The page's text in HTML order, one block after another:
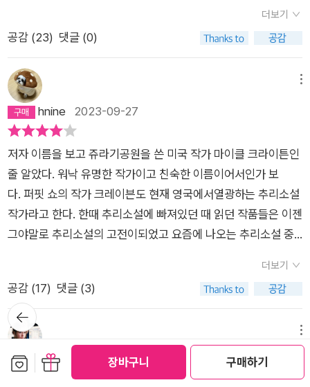
장바구니 구매하기
의 줄거리를 소개하면서 스포일러는 전혀 언급하지 않고 이 작품
이 왜 뛰어나고 재밌는 작품인지에 대해서 중점적으로 언급하는
에 대한 소개와 가이드 역할에 충실하기로 했으니 본 도서를 아직
읽지 않은 미래의 독자분들도 안심하고 이 리뷰를 보시길 바란다.
서 불에 탄 시신들이 잇달아 발견된다. 수사관으로서 누구 보다
뛰어난 직감을 가지고 있지만, 인간관계에는 다소 서툰 중년 남자
'워싱턴 포'와 천재적인 지능을 가졌으나 온실 속의 화초처럼 자
란 괴짜 아가씨 '틸리 브래드 쇼'가 거대한 선돌 사이에서 발견된
꺼져버 목숨들의 비밀을 함께 파헤친다. 워싱턴 포 시리즈의 포문
을 여는 <퍼핏쇼>는 영국추리작가협회 (CWA)에서 그해 최고
다. 뒤이어 2편과 3편도 후보에 올랐고, 4편은 CWA에서 최고의
스릴러소설에 주는 '이언 플레밍 스틸 대거상 (Ian Fleming Ste
el Dagger)'을 받았을 뿐 아니라 '식스턴 올드 피큘리어 올해의
범죄소설상 (Theakston Old Peculier Crime Novel of the y
ear)' 후보에도 올랐다. 현재 시리즈 5편까지 출간되었고, TV 드
라마로도 제작될 예정이라고 한다. <퍼핏쇼>는 작가 M. W. 크
히 높은 아이큐의 소유자, 열여섯에 대학에 입학해 박사학위를 두
개나 딴 여자, 그러나 친구가 하나도 없는 괴짜. 통계와 데이터로
모든 걸 다 추측해낼 수 있는 '틸리'가 '감'으로 증거를 따라 다니
는 '포'와 파트너가 된다. 성별도 성격도 경험도 당연히 그동안의
삶의 과정도 모두 상반된 이 둘이 파트너가 되지만, 그러나 그들
은 좋은 호흡을 자랑하며 이 수사에 함께 임한다.액션/추리 소설
다고, 나는 생각한다. 어떤 이야기를 왜 하느냐가 바로 작가 자신
이 가지고 있는 관심과 사고일 것이다. 작품에는 어쩔 수 없이 작
가의 사상이 들어가고, 독자인 나는 그걸 읽으면서 그에게 동의하
느냐 설득하느냐 혹은 반목하느냐로 작품의 재미가 결정될 것이
다. 좋은 문장은 당연히 소설에 있었으면 좋겠고 나는 확실히 좋
은 문장에 이리저리 흔들리고 매혹당하는 사람이지만, 그러나 작
가가 하고자 하는 이야기가 완전히 매력적이라면, 좋은 문장쯤은
건너뛰고 갈 수도 있다. 《퍼핏 쇼》가 내게는 그런 책이었다. 만약
이 책이 이 이야기가 아니라 다른 이야기를 했다면 나는 별을 넷
을 주었을 것이다. 사실 별점이 뭣이 중한디… 그러나, 다섯을 줄
수 밖에 없었으니, 그건 'M. W. 크레이븐'이 하고자 하는 《퍼핏
쇼》의 이야기가, 그 이야기속에 담긴 사상이, 내가 가진 사상과
출간되었다고 하는구나. 영국 범죄문학상인 ‘골드 대거상’을 받았
다고 하는데, 읽기전 이런 것에 현혹되면 괜히 기대감만 상승하고
간된 책인데 우리나라에는 작년에 소개되었으니, 요즘처럼 초스
피드 시대에 좀 늦게 소개된 것 같구나. 책을 읽다보면 범인이 누
구인지 대략 예측이 되긴 하지만, 전체적으로 빠른 전개와 잘 짜
또 번역 출간되면눈여겨봐도 될 듯 싶구나.….1.이멀레이션이라는
말이 있다는데아빠도 처음 들어왔어. 종교 제물로 바치려고 죽이
는 일을 뜻하고, 특히불로 죽이는 일이라고 하는구나. 이 소설에
등장하는 연쇄살인범의 별명이 이멀레이션 맨이란다. 이멀레이
션의 뜻을 이야기해주었으니 이멀레이션 맨이 사람을 어떤 식으
로 잔인하게 죽이는지 예상이 되겠지. 영국에 신석기 또는 청동기
고대유물인 환상열석이라는 것이 있는데, 이멀레이션 맨은 이 환
상열석에서 살인을 저질렀고, 지금까지 3명이 불타 죽었는데, 모
두 60대 남자들이었단다. 3 건의 유사한 살인 사건이 벌어지자
중범죄분석섹션의 경찰들도 바빠지기 시작했단다. 중범죄 분석
섹션의 스테파니 플린 경위가 이 사건을 맡았어. 플린 경위와 함
께 일하는, 틸리 블래드쇼라는 데이터 분석관이 중요한단서를 잡
더보기
공감 (23) 댓글 (0)
hnine 2023-09-27
저자 이름을 보고 쥬라기공원을 쓴 미국 작가 마이클 크라이튼인
줄 알았다. 워낙 유명한 작가이고 친숙한 이름이어서인가 보
다. 퍼핏 쇼의 작가 크레이븐도 현재 영국에서열광하는 추리소설
작가라고 한다. 한때 추리소설에 빠져있던 때 읽던 작품들은 이젠
그야말로 추리소설의 고전이되었고 요즘에 나오는 추리소설 중
아있어서인지 끊임없이 어디 재미있어 보이는 책 없나 흘끔거리
고있다가 그나마 간간히 읽어보고 있다. <퍼핏 쇼>도 그렇게 읽
게 된 책이다.'퍼핏쇼'. 꼭둑각시놀이. 상징적제목일까, 실제 그
런 내용일까? 책 표지에 다타버린 성냥이 1, 2, 3, 4, 5 번호가 매
겨져 나란히 누워있다. 첫 페이지부터 바로 한 노인이 환상열석
가운데에서 철제 대들보에 묶인 채 불태워지는 끔찍한 장면으로
더보기
공감 (17) 댓글 (3)
달자2023-06-27
뒤로가
기